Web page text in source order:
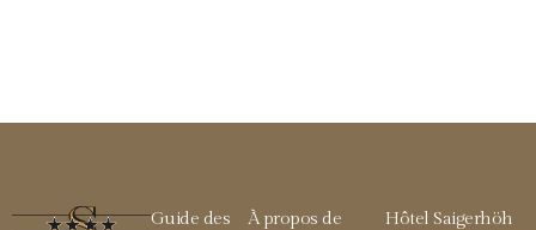
Guide des
À propos de
Hôtel Saigerhöh